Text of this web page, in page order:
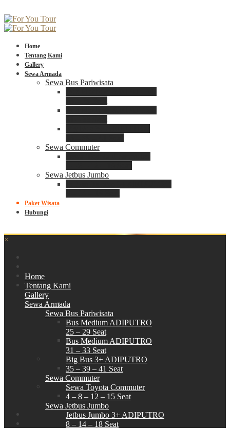
Home
Tentang Kami
Gallery
Sewa Armada
Sewa Bus Pariwisata
Sewa Commuter
Sewa Jetbus Jumbo
Paket Wisata
Hubungi
×
Home
Tentang Kami
Gallery
Sewa Armada
Sewa Bus Pariwisata
Bus Medium ADIPUTRO
25 – 29 Seat
Bus Medium ADIPUTRO
31 – 33 Seat
Big Bus 3+ ADIPUTRO
35 – 39 – 41 Seat
Sewa Commuter
Sewa Toyota Commuter
4 – 8 – 12 – 15 Seat
Sewa Jetbus Jumbo
Jetbus Jumbo 3+ ADIPUTRO
8 – 14 – 18 Seat